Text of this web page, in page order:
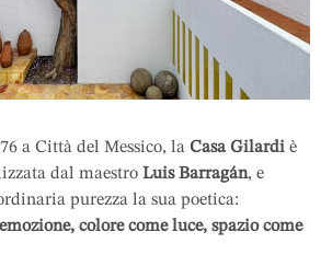
a Città del Messico, la Casa Gilardi è
dal maestro Luis Barragán, e
purezza la sua poetica:
colore come luce, spazio come